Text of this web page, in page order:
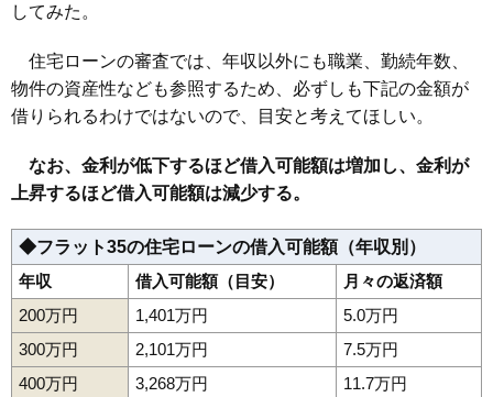
してみた。
住宅ローンの審査では、年収以外にも職業、勤続年数、
物件の資産性なども参照するため、必ずしも下記の金額が
借りられるわけではないので、目安と考えてほしい。
なお、金利が低下するほど借入可能額は増加し、金利が
上昇するほど借入可能額は減少する。
◆フラット35の住宅ローンの借入可能額（年収別）
年収
借入可能額（目安）
月々の返済額
200万円
1,401万円
5.0万円
300万円
2,101万円
7.5万円
400万円
3,268万円
11.7万円